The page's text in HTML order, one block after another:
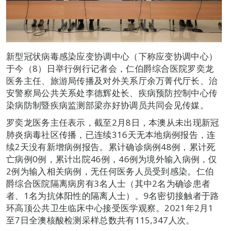
新型冠状病毒感染应变协调中心（下称应变协调中心）
于今（8）日举行例行记者会，仁伯爵综合医院罗奕龙
医务主任、旅游局传播及对外关系厅余万菁代厅长、治
安警察局公共关系处李德辉处长、疾病预防控制中心传
染病防制暨疾病监测部梁亦好协调员共同会见传媒。
罗奕龙医务主任表示，截至2月8日，本澳从未出现新冠
肺炎病毒社区传播，已连续316天无本地病例报告，连
续2天没有新增病例报告。累计确诊病例48例，累计死
亡病例0例，累计出院46例，46例为境外输入病例，仅
2例为输入相关病例，无任何医务人员受到感染。仁伯
爵综合医院隔离病房有3名人士（其中2名为确诊患者
者、1名为抗体阳性的隔离人士）。9名密切接触者于路
环高顶公共卫生临床中心接受医学观察。2021年2月1
至7日全澳核酸检测采样总数共有115,347人次。